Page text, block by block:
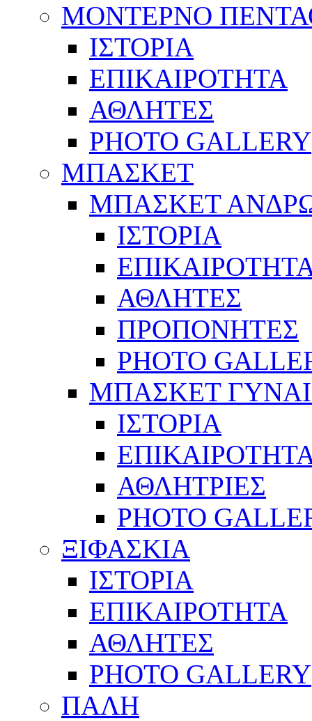
ΜΟΝΤΕΡΝΟ
ΙΣΤΟΡΙΑ
ΕΠΙΚΑΙΡΟΤΗΤΑ
ΑΘΛΗΤΕΣ
PHOTO GALLERY
ΜΠΑΣΚΕΤ
ΜΠΑΣΚΕΤ
ΙΣΤΟΡΙΑ
ΑΘΛΗΤΕΣ
ΠΡΟΠΟΝΗΤΕΣ
PHOTO
ΜΠΑΣΚΕΤ
ΙΣΤΟΡΙΑ
ΑΘΛΗΤΡΙΕΣ
PHOTO
ΞΙΦΑΣΚΙΑ
ΙΣΤΟΡΙΑ
ΕΠΙΚΑΙΡΟΤΗΤΑ
ΑΘΛΗΤΕΣ
PHOTO GALLERY
ΠΑΛΗ